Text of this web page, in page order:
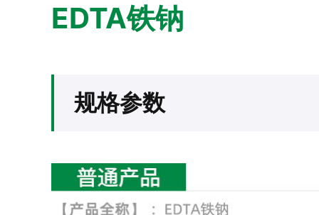
EDTA铁钠
规格参数